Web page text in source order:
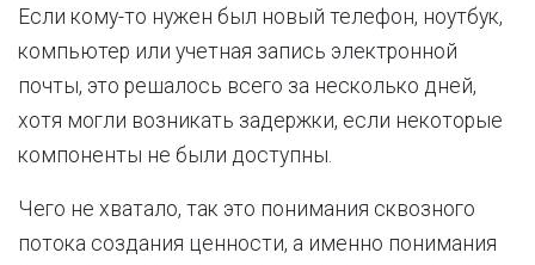
Если кому-то нужен был новый телефон, ноутбук,
компьютер или учетная запись электронной
почты, это решалось всего за несколько дней,
хотя могли возникать задержки, если некоторые
компоненты не были доступны.
Чего не хватало, так это понимания сквозного
потока создания ценности, а именно понимания